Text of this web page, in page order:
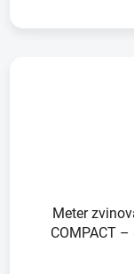
Meter
COMPACT –